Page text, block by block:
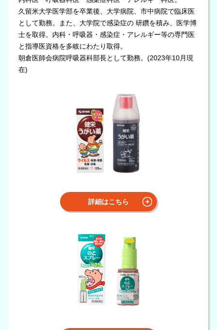
久留米大学医学部を卒業後、大学病院、市中病院で臨床医
として勤務。また、大学院で感染症の 研鑽を積み、医学博
士を取得。内科・呼吸器・感染症・アレルギー等の専門医
と指導医資格を多岐にわたり取得。
朝倉医師会病院呼吸器科部長として勤務。(2023年10月現
在)
詳細はこちら